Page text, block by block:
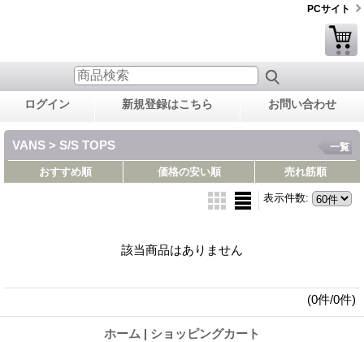
PCサイト
ログイン 新規登録はこちら お問い合わせ
VANS > S/S TOPS 一覧
おすすめ順 価格の安い順 売れ筋順
表示件数:
該当商品はありません
(0件/0件)
ホーム | ショッピングカート